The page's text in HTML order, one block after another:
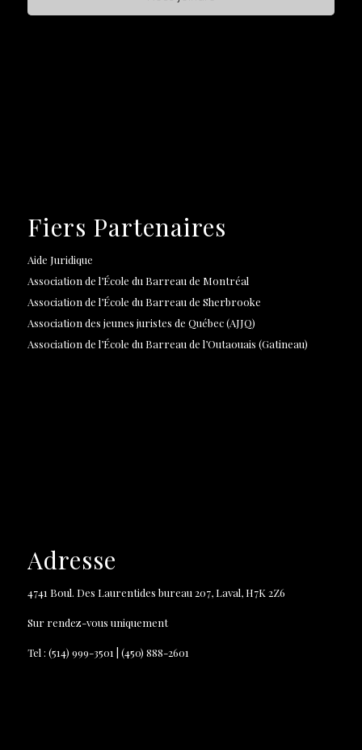
Fiers Partenaires
Aide Juridique
Association de l’École du Barreau de Montréal
Association de l’École du Barreau de Sherbrooke
Association des jeunes juristes de Québec (AJJQ)
Association de l’École du Barreau de l’Outaouais (Gatineau)
Adresse
4741 Boul. Des Laurentides bureau 207, Laval, H7K 2Z6
Sur rendez-vous uniquement
Tel : (514) 999-3501 | (450) 888-2601